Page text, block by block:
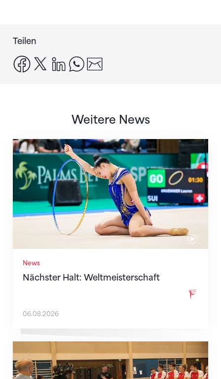
Teilen
facebook
x linkedinwhatsapp
Weitere News
News
Nächster Halt: Weltmeisterschaft
Nächster Halt: Weltmeisterschaft
06.08.2026
Mit klaren Zielen nach Zagreb